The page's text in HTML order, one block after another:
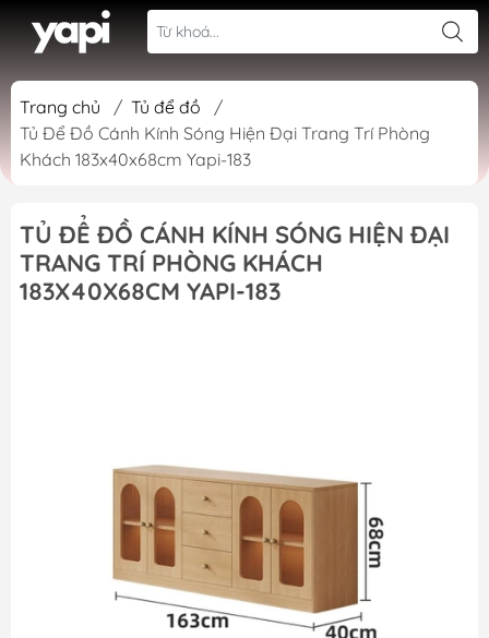
Trang chủ / Tủ để đồ
/
Tủ Để Đồ Cánh Kính Sóng Hiện Đại Trang Trí Phòng
Khách 183x40x68cm Yapi-183
TỦ ĐỂ ĐỒ CÁNH KÍNH SÓNG HIỆN ĐẠI
TRANG TRÍ PHÒNG KHÁCH
183X40X68CM YAPI-183